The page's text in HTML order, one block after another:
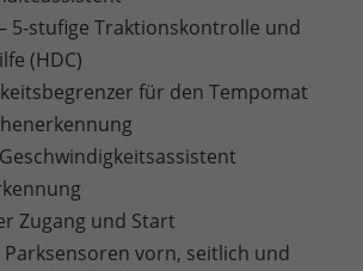
5-stufige Traktionskontrolle und
(HDC)
für den Tempomat
Zugang und Start
Parksensoren vorn, seitlich und